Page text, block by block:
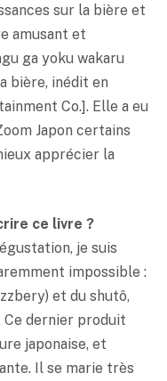
sur la bière et
amusant et
ga yoku wakaru
bière, inédit en
Co.]. Elle a eu
Japon certains
apprécier la
ce livre ?
je suis
impossible :
et du shutô,
Ce dernier produit
japonaise, et
Il se marie très